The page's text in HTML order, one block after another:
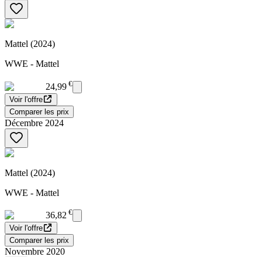
Mattel (2024)
WWE - Mattel
24,99 €
Voir l'offre
Comparer les prix
Décembre 2024
Mattel (2024)
WWE - Mattel
36,82 €
Voir l'offre
Comparer les prix
Novembre 2020